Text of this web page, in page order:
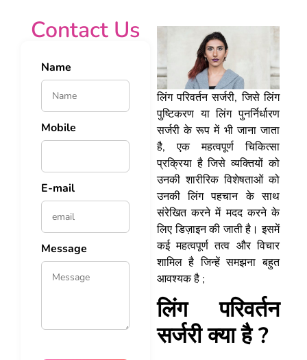
Contact Us
Name
Mobile
E-mail
Message
लिंग परिवर्तन सर्जरी, जिसे लिंग
पुष्टिकरण या लिंग पुनर्निर्धारण
सर्जरी के रूप में भी जाना जाता
है, एक महत्वपूर्ण चिकित्सा
प्रक्रिया है जिसे व्यक्तियों को
उनकी शारीरिक विशेषताओं को
उनकी लिंग पहचान के साथ
संरेखित करने में मदद करने के
लिए डिज़ाइन की जाती है। इसमें
कई महत्वपूर्ण तत्व और विचार
शामिल है जिन्हें समझना बहुत
आवश्यक है ;
लिंग परिवर्तन
सर्जरी क्या है ?